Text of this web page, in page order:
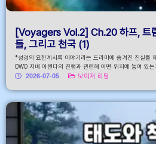
[Voyagers Vol.2] Ch.20 하프, 트
들, 그리고 천국 (1)
*성경의 요한계시록 이야기라는 드라마에 숨겨진 진실을
OWO 지배 아젠다의 진행과 관련해 어떤 위치에 놓여 있는
2026-07-05
보이저 리딩